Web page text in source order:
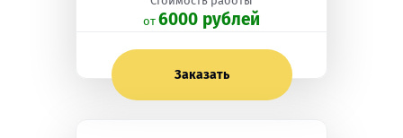
oт 6000 рублей
Заказать